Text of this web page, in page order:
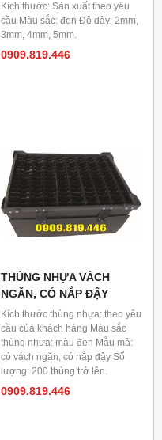
Kích thước: Sản xuất theo yêu
cầu Màu sắc: đen Độ dày: 2mm,
3mm, 4mm, 5mm.
0909.819.446
THÙNG NHỰA VÁCH
NGĂN, CÓ NẮP ĐẬY
Kích thước thùng nhựa: theo yêu
cầu của khách hàng Màu sắc
thùng nhựa: màu đen Mẫu mã:
có vách ngăn, có nắp đậy Số
lượng: 200 thùng trở lên.
0909.819.446